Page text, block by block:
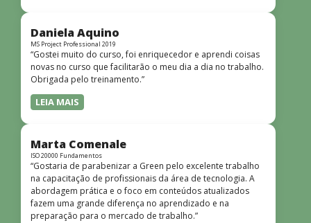
dinâmicas e envolventes. Recomendo o curso para todos
que desejam iniciar ou aprofundar seus conhecimentos em
redes!”
Daniela Aquino
MS Project Professional 2019
“Gostei muito do curso, foi enriquecedor e aprendi coisas
novas no curso que facilitarão o meu dia a dia no trabalho.
Obrigada pelo treinamento.”
LEIA MAIS
Marta Comenale
ISO 20000 Fundamentos
“Gostaria de parabenizar a Green pelo excelente trabalho
na capacitação de profissionais da área de tecnologia. A
abordagem prática e o foco em conteúdos atualizados
fazem uma grande diferença no aprendizado e na
preparação para o mercado de trabalho.”